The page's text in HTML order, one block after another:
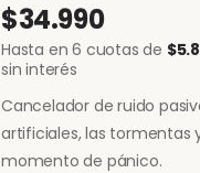
$34.990
Hasta en 6 cuotas de
sin interés
Cancelador de ruido
artificiales, las tormentas
momento de pánico.